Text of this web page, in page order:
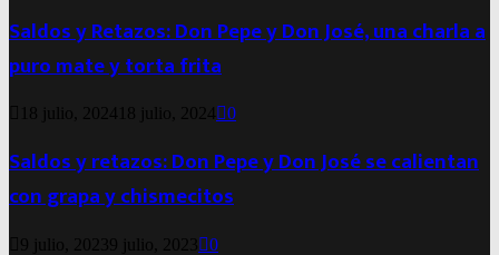
Saldos y Retazos: Don Pepe y Don José, una charla a
puro mate y torta frita
18 julio, 2024 18 julio, 2024 0
Saldos y retazos: Don Pepe y Don José se calientan
con grapa y chismecitos
9 julio, 20239 julio, 2023 0